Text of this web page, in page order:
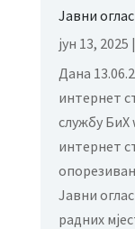
Јавни
јун 13, 2025 |
Дана
интернет
службу БиХ
интернет
Jавни
радних